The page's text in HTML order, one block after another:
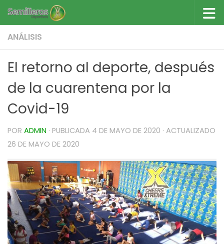
Saltar al contenido
ANÁLISIS
El retorno al deporte, después
de la cuarentena por la
Covid-19
POR ADMIN · PUBLICADA 4 DE MAYO DE 2020 · ACTUALIZADO
26 DE MAYO DE 2020